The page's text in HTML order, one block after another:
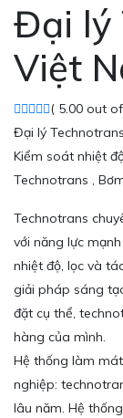
Đại lý
Việt
( 5.00 out
Đại lý
Kiểm soát nhiệt
Technotrans ,
Technotrans
với năng lực
nhiệt độ, lọc và
giải pháp sáng
đặt cụ thể,
hàng của mình.
Hệ thống làm
nghiệp:
lâu năm. Hệ